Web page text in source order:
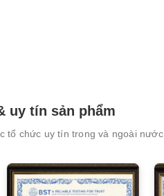
uy tín sản phẩm
tổ chức uy tín trong và ngoài nước
TIẾT